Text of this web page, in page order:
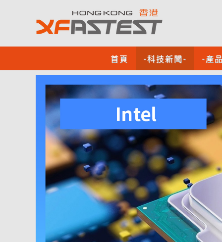
首頁 -科技新聞- -產